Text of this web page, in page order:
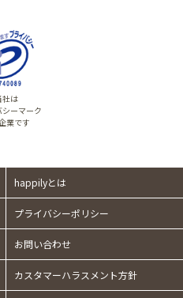
社は
シーマーク
業です
happilyとは
プライバシーポリシー
お問い合わせ
カスタマーハラスメント方針